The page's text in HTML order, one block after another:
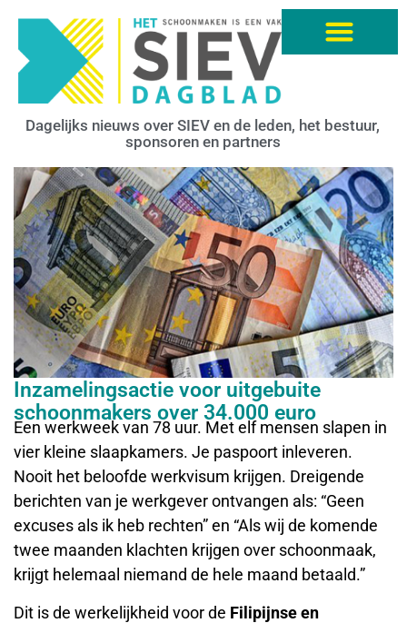
Dagelijks nieuws over SIEV en de leden, het bestuur,
sponsoren en partners
Inzamelingsactie voor uitgebuite
schoonmakers over 34.000 euro
Een werkweek van 78 uur. Met elf mensen slapen in
vier kleine slaapkamers. Je paspoort inleveren.
Nooit het beloofde werkvisum krijgen. Dreigende
berichten van je werkgever ontvangen als: “Geen
excuses als ik heb rechten” en “Als wij de komende
twee maanden klachten krijgen over schoonmaak,
krijgt helemaal niemand de hele maand betaald.”
Dit is de werkelijkheid voor de Filipijnse en